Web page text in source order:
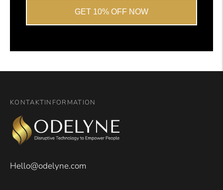
GET 10% OFF NOW
KONTAKTINFORMATION
Hello@odelyne.com